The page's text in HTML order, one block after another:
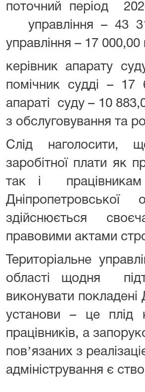
поточний період
управління – 43
управління – 17 000,00
керівник апарату
помічник судді –
апараті суду – 10
з обслуговування та
Слід наголосити,
заробітної плати як
так і працівникам
здійснюється
правовими актами
Територіальне
області щодня
виконувати
установи – це плід
працівників, а
повʼязаних з
адміністрування є